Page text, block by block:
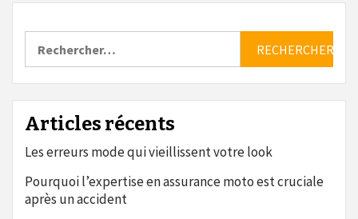
Articles récents
Les erreurs mode qui vieillissent votre look
Pourquoi l’expertise en assurance moto est cruciale
après un accident